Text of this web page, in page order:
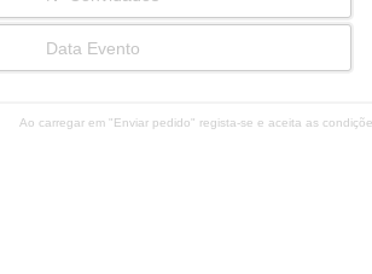
Ao carregar em "Enviar pedido" regista-se e aceita as